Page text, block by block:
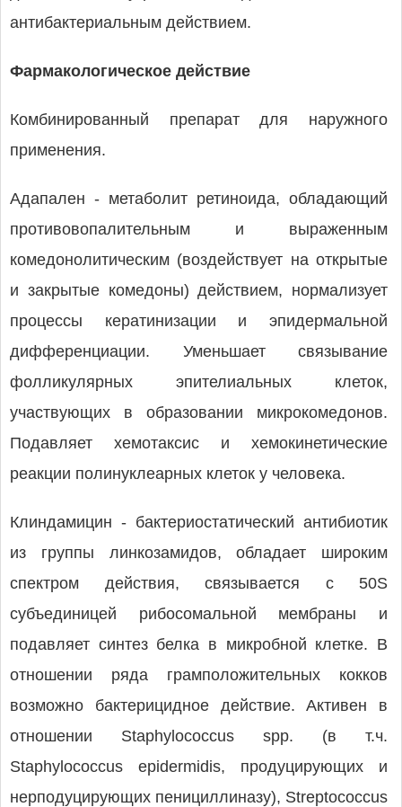
антибактериальным действием.
Фармакологическое действие
Комбинированный препарат для наружного
применения.
Адапален - метаболит ретиноида, обладающий
противовопалительным и выраженным
комедонолитическим (воздействует на открытые
и закрытые комедоны) действием, нормализует
процессы кератинизации и эпидермальной
дифференциации. Уменьшает связывание
фолликулярных эпителиальных клеток,
участвующих в образовании микрокомедонов.
Подавляет хемотаксис и хемокинетические
реакции полинуклеарных клеток у человека.
Клиндамицин - бактериостатический антибиотик
из группы линкозамидов, обладает широким
спектром действия, связывается с 50S
субъединицей рибосомальной мембраны и
подавляет синтез белка в микробной клетке. В
отношении ряда грамположительных кокков
возможно бактерицидное действие. Активен в
отношении Staphylococcus spp. (в т.ч.
Staphylococcus epidermidis, продуцирующих и
нерподуцирующих пенициллиназу), Streptococcus